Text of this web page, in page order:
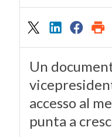
Un
accesso al
punta a